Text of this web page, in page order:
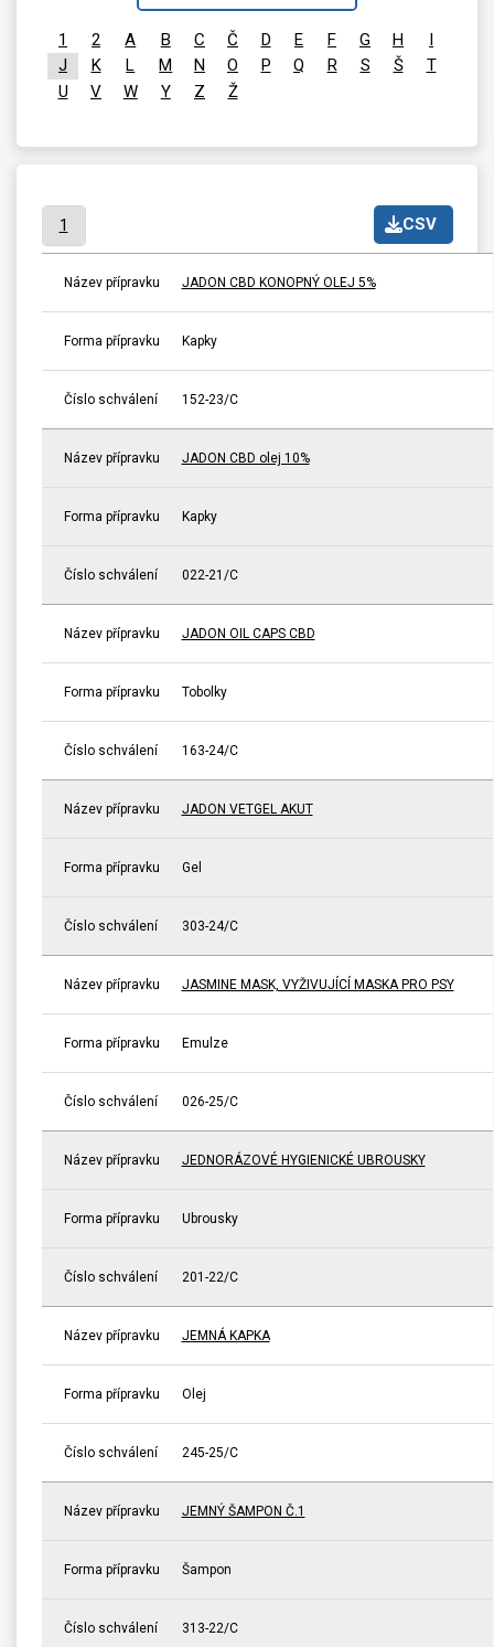
1 2 A B C Č D E F G H
I
J
K L M N O P Q R S Š
T
U
V W Y Z Ž
CSV
1
Název přípravku JADON CBD KONOPNÝ OLEJ 5%
Forma přípravku Kapky
Číslo schválení 152-23/C
Název přípravku JADON CBD olej 10%
Forma přípravku Kapky
Číslo schválení 022-21/C
Název přípravku JADON OIL CAPS CBD
Forma přípravku Tobolky
Číslo schválení 163-24/C
Název přípravku JADON VETGEL AKUT
Forma přípravku Gel
Číslo schválení 303-24/C
Název přípravku JASMINE MASK, VYŽIVUJÍCÍ MASKA PRO PSY
Forma přípravku Emulze
Číslo schválení 026-25/C
Název přípravku JEDNORÁZOVÉ HYGIENICKÉ UBROUSKY
Forma přípravku Ubrousky
Číslo schválení 201-22/C
Název přípravku JEMNÁ KAPKA
Forma přípravku Olej
Číslo schválení 245-25/C
Název přípravku JEMNÝ ŠAMPON Č.1
Forma přípravku Šampon
Číslo schválení 313-22/C